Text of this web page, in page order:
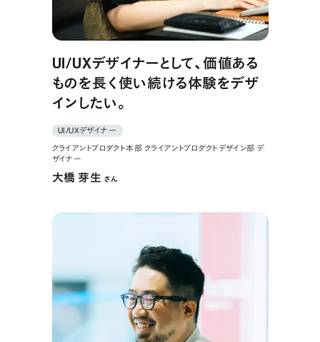
UI/UXデザイナーとして、価値ある
ものを長く使い続ける体験をデザ
インしたい。
UI/UXデザイナー
クライアントプロダクト本部 クライアントプロダクトデザイン部 デ
ザイナー
大橋 芽生さん